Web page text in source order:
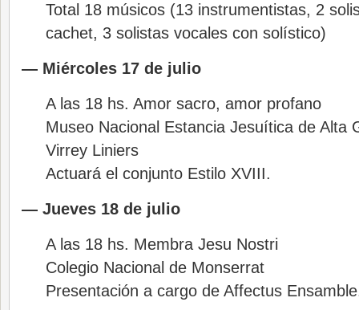
Total 18 músicos (13 instrumentistas, 2
cachet, 3 solistas vocales con solístico)
— Miércoles 17 de julio
A las 18 hs. Amor sacro, amor profano
Museo Nacional Estancia Jesuítica de Alta
Virrey Liniers
Actuará el conjunto Estilo XVIII.
— Jueves 18 de julio
A las 18 hs. Membra Jesu Nostri
Colegio Nacional de Monserrat
Presentación a cargo de Affectus